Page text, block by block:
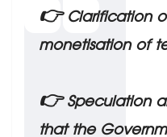
👉 Clarification
monetisation of
👉 Speculation